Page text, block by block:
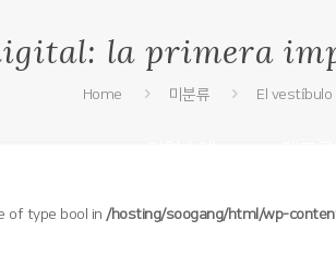
la primera
Home 미분류 El
of type bool in /hosting/soogang/html/wp-